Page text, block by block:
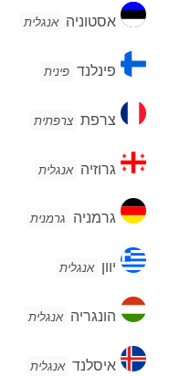
אסטוניה
אסטוניה אנגלית
פינלנד
פינלנד פינית
צרפת
צרפת צרפתית
גרוזיה
גרוזיה אנגלית
גרמניה
גרמניה גרמנית
יווןיוון אנגלית
הונגריה אנגלית
איסלנד
איסלנד אנגלית